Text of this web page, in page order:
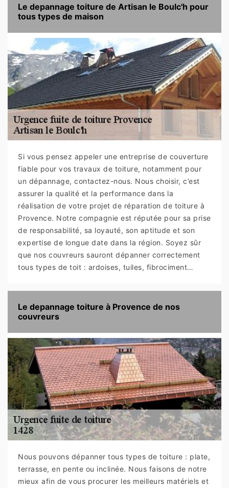
Le depannage toiture de Artisan le Boulc'h pour
tous types de maison
Si vous pensez appeler une entreprise de couverture
fiable pour vos travaux de toiture, notamment pour
un dépannage, contactez-nous. Nous choisir, c’est
assurer la qualité et la performance dans la
réalisation de votre projet de réparation de toiture à
Provence. Notre compagnie est réputée pour sa prise
de responsabilité, sa loyauté, son aptitude et son
expertise de longue date dans la région. Soyez sûr
que nos couvreurs sauront dépanner correctement
tous types de toit : ardoises, tuiles, fibrociment…
Le depannage toiture à Provence de nos
couvreurs
Nous pouvons dépanner tous types de toiture : plate,
terrasse, en pente ou inclinée. Nous faisons de notre
mieux afin de vous procurer les meilleurs matériels et